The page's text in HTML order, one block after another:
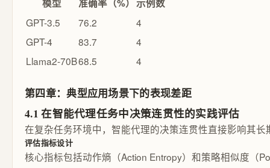
模型 准确率（%） 示例数
GPT-3.5
76.2
4
GPT-4
83.7
4
Llama2-70B68.5 4
第四章：典型应用场景下的表现差距
4.1 在智能代理任务中决策连贯性的实践评估
在复杂任务环境中，智能代理的决策连贯性直接影响其
评估指标设计
核心指标包括动作熵（Action Entropy）和策略相似度（